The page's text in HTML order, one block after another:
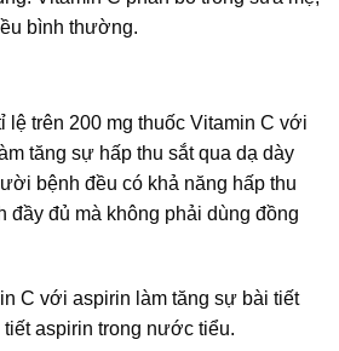
bình thường.
lệ trên 200 mg thuốc Vitamin C với
tăng sự hấp thu sắt qua dạ dày
bệnh đều có khả năng hấp thu
đầy đủ mà không phải dùng đồng
C với aspirin làm tăng sự bài tiết
aspirin trong nước tiểu.